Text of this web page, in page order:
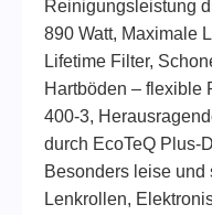
Reinigungsleistung
890 Watt, Maximale
Lifetime Filter,
Hartböden – flexible
400-3,
durch EcoTeQ Plus-
Besonders leise
Lenkrollen,